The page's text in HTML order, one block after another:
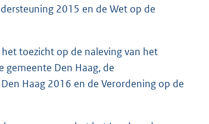
2015 en de Wet op de
toezicht op de naleving van het
gemeente Den Haag, de
Haag 2016 en de Verordening op de